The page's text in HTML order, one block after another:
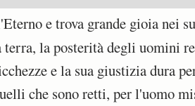
e trova grande gioia nei
terra, la posterità degli uomini
e la sua giustizia dura
che sono retti, per l'uomo